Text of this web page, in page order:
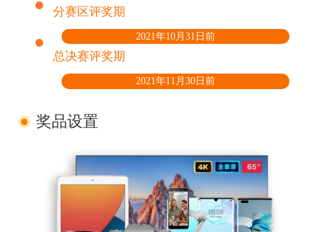
分赛区评奖期
2021年10月31日前
总决赛评奖期
2021年11月30日前
奖品设置